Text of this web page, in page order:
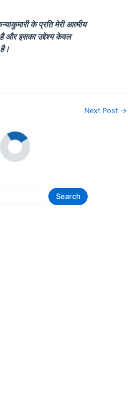
के प्रति मेरी आत्मीय
है और इसका उद्देश्य केवल
Next Post →
Search